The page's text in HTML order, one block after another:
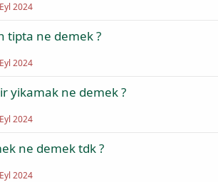
2024
tipta ne demek ?
2024
yikamak ne demek ?
2024
ne demek tdk ?
2024